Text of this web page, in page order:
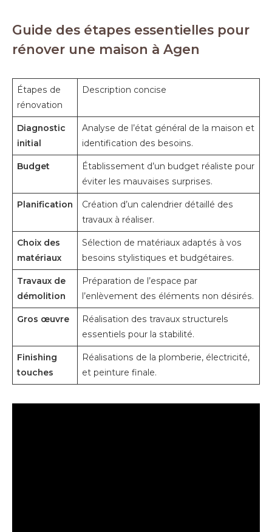
Guide des étapes essentielles pour
rénover une maison à Agen
Étapes de
rénovation
Description concise
Diagnostic
initial
Analyse de l’état général de la maison et
identification des besoins.
Budget
Établissement d’un budget réaliste pour
éviter les mauvaises surprises.
Planification
Création d’un calendrier détaillé des
travaux à réaliser.
Choix des
matériaux
Sélection de matériaux adaptés à vos
besoins stylistiques et budgétaires.
Travaux de
démolition
Préparation de l’espace par
l’enlèvement des éléments non désirés.
Gros œuvre
Réalisation des travaux structurels
essentiels pour la stabilité.
Finishing
touches
Réalisations de la plomberie, électricité,
et peinture finale.